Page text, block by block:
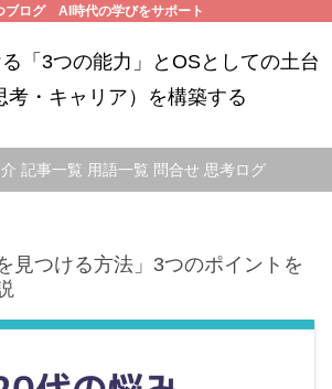
ブログ AI時代の学びをサポート
「3つの能力」とOSとしての土台
考・キャリア）を構築する
記事一覧 用語一覧 問合せ 思考ログ
見つける方法」3つのポイントを